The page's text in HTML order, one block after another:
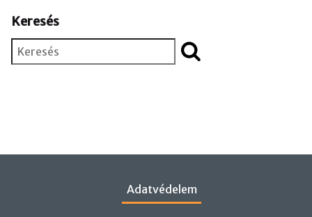
Keresés
Keresés
Adatvédelem